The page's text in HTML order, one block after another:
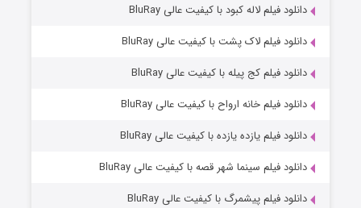
دانلود فیلم لاله کبود با کیفیت عالی BluRay
دانلود فیلم لاک پشت با کیفیت عالی BluRay
دانلود فیلم کج‌ پیله با کیفیت عالی BluRay
دانلود فیلم خانه ارواح با کیفیت عالی BluRay
دانلود فیلم یازده یازده با کیفیت عالی BluRay
دانلود فیلم سینما شهر قصه با کیفیت عالی BluRay
دانلود فیلم پیشمرگ با کیفیت عالی BluRay